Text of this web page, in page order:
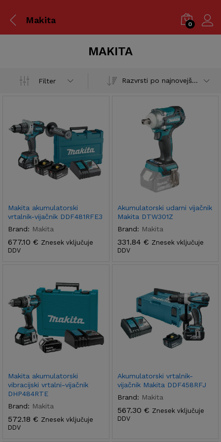
Makita 0
MAKITA
Filter Razvrsti po najnovejšem
Makita akumulatorski
vrtalnik-vijačnik DDF481RFE3
Brand: Makita
677.10 € Znesek vključuje
DDV
Akumulatorski udarni vijačnik
Makita DTW301Z
Brand: Makita
331.84 € Znesek vključuje
DDV
Makita akumulatorski
vibracijski vrtalni-vijačnik
DHP484RTE
Brand: Makita
572.18 € Znesek vključuje
DDV
Akumulatorski vrtalnik-
vijačnik Makita DDF458RFJ
Brand: Makita
567.30 € Znesek vključuje
DDV